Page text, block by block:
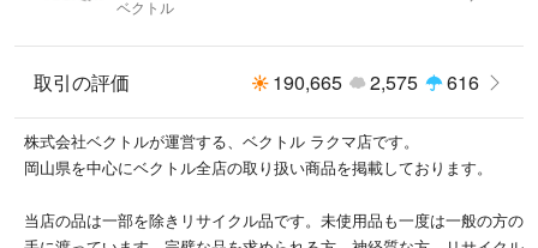
ベクトル
取引の評価 190,665 2,575 616
株式会社ベクトルが運営する、ベクトル ラクマ店です。
岡山県を中心にベクトル全店の取り扱い商品を掲載しております。
当店の品は一部を除きリサイクル品です。未使用品も一度は一般の方の